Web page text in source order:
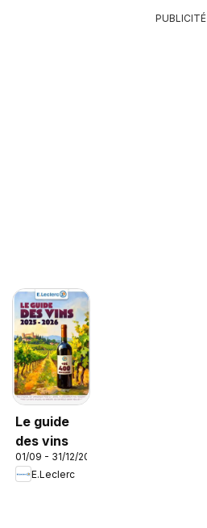
PUBLICITÉ
Le guide
des vins
01/09 - 31/12/2026
E.Leclerc